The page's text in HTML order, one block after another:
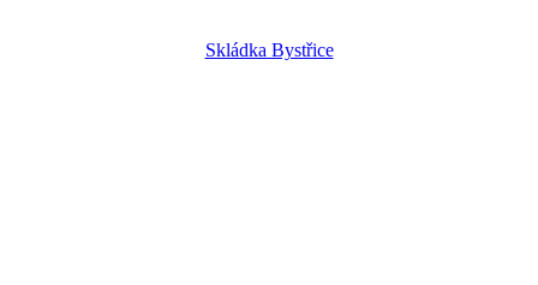
Skládka Bystřice